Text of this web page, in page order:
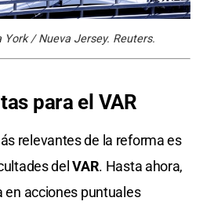
/ Nueva Jersey. Reuters.
para el VAR
relevantes de la reforma es
delVAR. Hasta ahora,
en acciones puntuales